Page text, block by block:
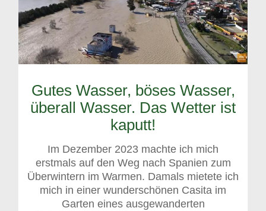
Gutes Wasser, böses Wasser,
überall Wasser. Das Wetter ist
kaputt!
Im Dezember 2023 machte ich mich
erstmals auf den Weg nach Spanien zum
Überwintern im Warmen. Damals mietete ich
mich in einer wunderschönen Casita im
Garten eines ausgewanderten